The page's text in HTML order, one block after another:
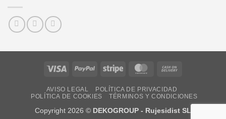
Visa PayPal Stripe MasterCard
AVISO LEGAL
POLÍTICA DE PRIVACIDAD
POLÍTICA DE COOKIES
TÉRMINOS Y CONDICIONES
Copyright 2026 © DEKOGROUP - Rujesidist SL